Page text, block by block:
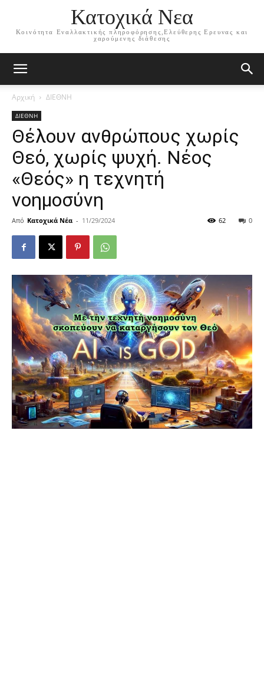
Κατοχικά Νεα
Κοινότητα Εναλλακτικής πληροφόρησης,Ελεύθερης Ερευνας και
χαρούμενης διάθεσης
Αρχική ΔΙΕΘΝΗ
ΔΙΕΘΝΗ
Θέλουν ανθρώπους χωρίς
Θεό, χωρίς ψυχή. Νέος
«Θεός» η τεχνητή
νοημοσύνη
Από Κατοχικά Νέα - 11/29/2024 0
62